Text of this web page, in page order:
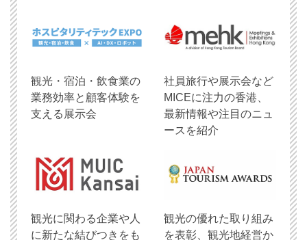
観光・宿泊・飲食業の
業務効率と顧客体験を
支える展示会
社員旅行や展示会など
MICEに注力の香港、
最新情報や注目のニュ
ースを紹介
観光に関わる企業や人
に新たな結びつきをも
観光の優れた取り組み
を表彰、観光地経営か